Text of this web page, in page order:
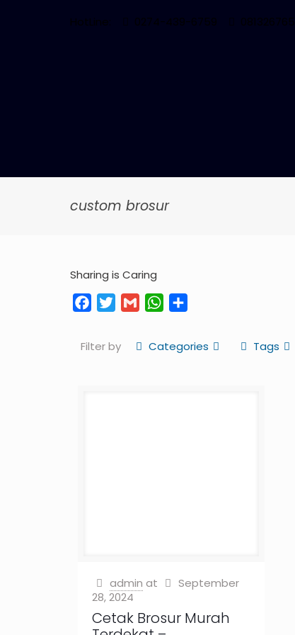
HotLine: 0274-439-6759
custom brosur
Sharing is Caring
FacebookTwitterGmail WhatsApp
Filter by Categories Tags
admin at
September
28, 2024
Cetak Brosur Murah